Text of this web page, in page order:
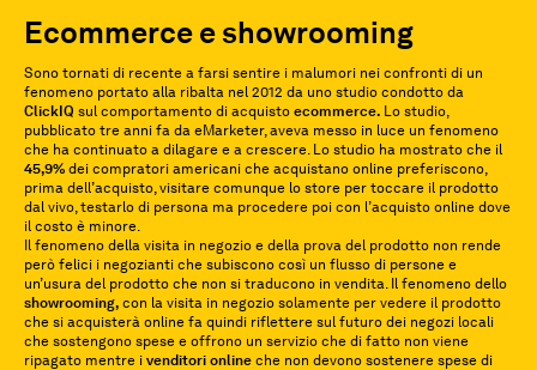
Ecommerce e showrooming
Sono tornati di recente a farsi sentire i malumori nei confronti di un
fenomeno portato alla ribalta nel 2012 da uno studio condotto da
ClickIQ sul comportamento di acquisto ecommerce. Lo studio,
pubblicato tre anni fa da eMarketer, aveva messo in luce un fenomeno
che ha continuato a dilagare e a crescere. Lo studio ha mostrato che il
45,9% dei compratori americani che acquistano online preferiscono,
prima dell’acquisto, visitare comunque lo store per toccare il prodotto
dal vivo, testarlo di persona ma procedere poi con l’acquisto online dove
il costo è minore.
Il fenomeno della visita in negozio e della prova del prodotto non rende
però felici i negozianti che subiscono così un flusso di persone e
un’usura del prodotto che non si traducono in vendita. Il fenomeno dello
showrooming, con la visita in negozio solamente per vedere il prodotto
che si acquisterà online fa quindi riflettere sul futuro dei negozi locali
che sostengono spese e offrono un servizio che di fatto non viene
ripagato mentre i venditori online che non devono sostenere spese di